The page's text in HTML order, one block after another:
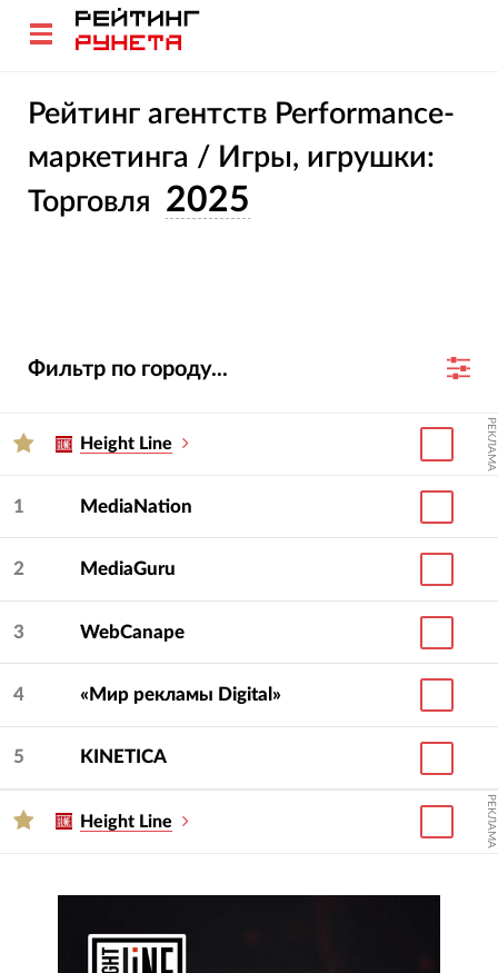
Рейтинг агентств Performance-
маркетинга / Игры, игрушки:
Торговля 2025
Фильтр по городу...
Height Line РЕКЛАМА
1 MediaNation
2 MediaGuru
3 WebCanape
4 «Мир рекламы Digital»
5 KINETICA
Height Line РЕКЛАМА